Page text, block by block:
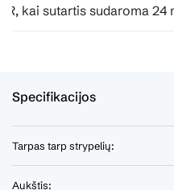
sutartis sudaroma 24
Specifikacijos
Tarpas tarp strypelių:
Aukštis: